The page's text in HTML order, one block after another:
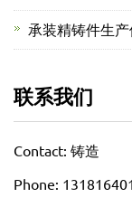
承装精铸件生
联系我们
Contact: 铸造
Phone: